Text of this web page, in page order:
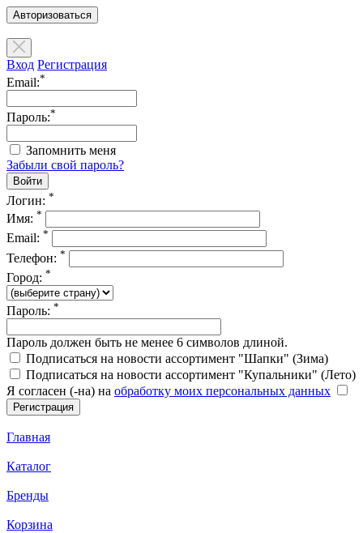
Авторизоваться
Вход Регистрация
Email:*
Пароль:*
Запомнить меня
Забыли свой пароль?
Логин: *
Имя: *
Email: *
Телефон: *
Город: *
Пароль: *
Пароль должен быть не менее 6 символов длиной.
Подписаться на новости ассортимент "Шапки" (Зима)
Подписаться на новости ассортимент "Купальники" (Лето)
Я согласен (-на) на обработку моих персональных данных
Главная
Каталог
Бренды
Корзина